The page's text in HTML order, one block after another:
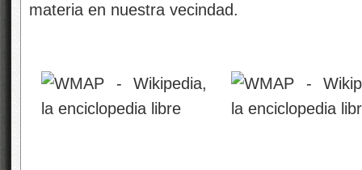
materia en nuestra vecindad.